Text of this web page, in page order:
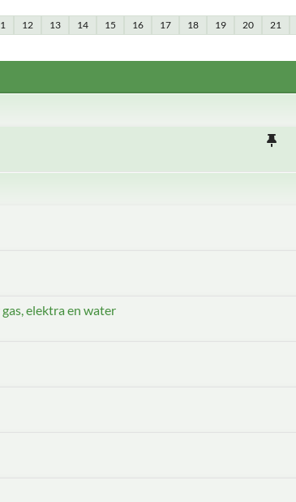
12 13 14 15 16 17 18 19 20 21
elektra en water